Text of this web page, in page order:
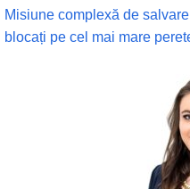
Misiune complexă de
blocați pe cel mai mare